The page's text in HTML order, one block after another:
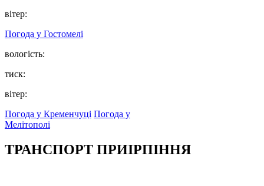
вітер:
Погода у Гостомелі
вологість:
тиск:
вітер:
Погода у Кременчуці Погода у
Мелітополі
ТРАНСПОРТ ПРИІРПІННЯ